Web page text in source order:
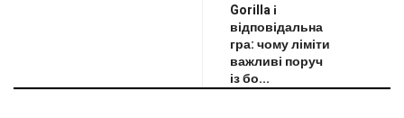
Gorilla і
відповідальна
гра: чому ліміти
важливі поруч
із бо...